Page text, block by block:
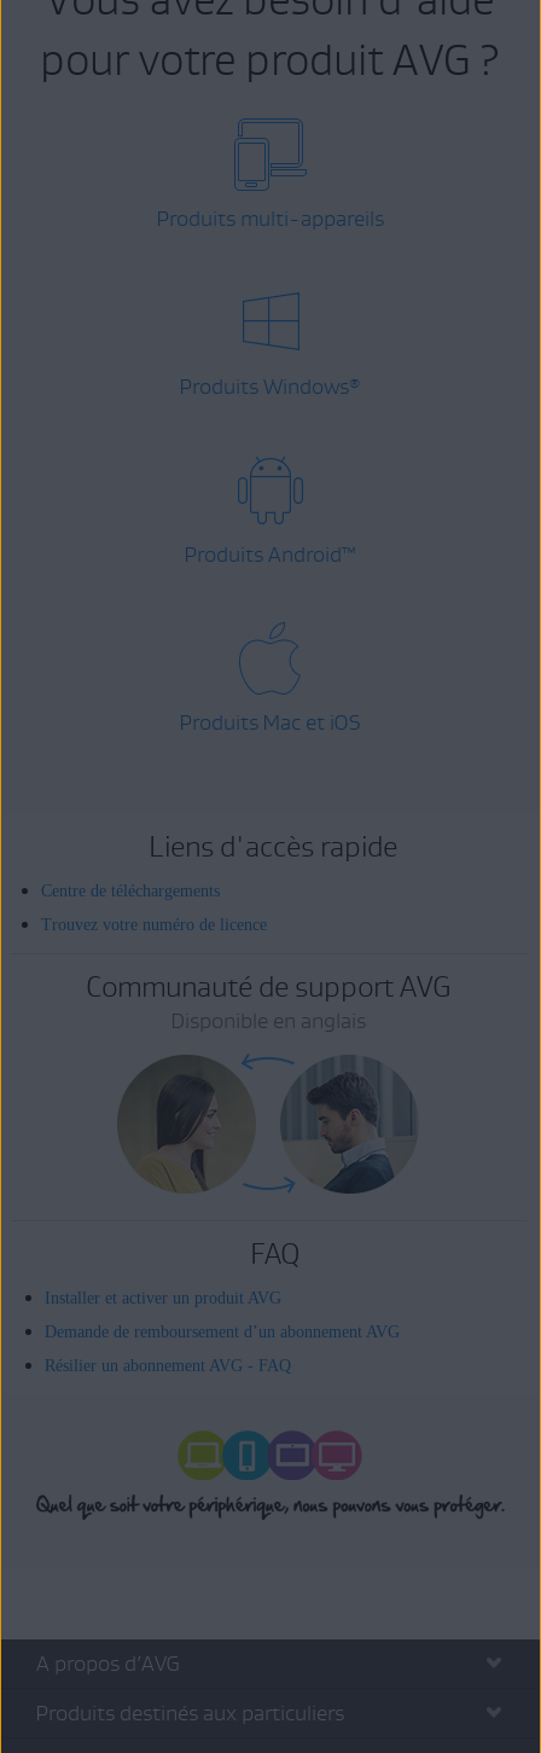
pour votre produit AVG ?
Produits multi-appareils
Produits Windows®
Produits Android™
Produits Mac et iOS
Liens d'accès rapide
Centre de téléchargements
Trouvez votre numéro de licence
Communauté de support AVG
Disponible en anglais
FAQ
Installer et activer un produit AVG
Demande de remboursement d’un abonnement AVG
Résilier un abonnement AVG - FAQ
A propos d’AVG
Produits destinés aux particuliers